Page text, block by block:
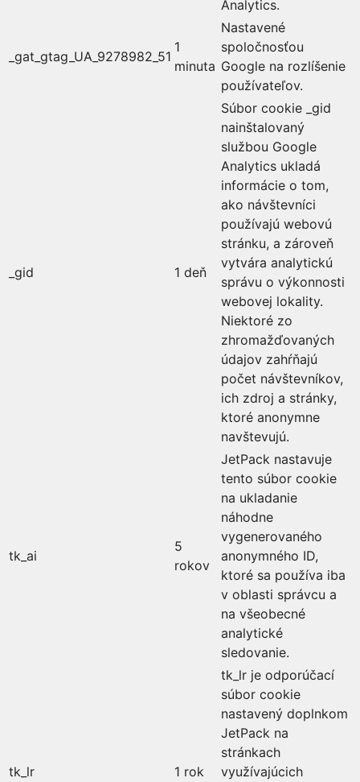
Analytics.
_gat_gtag_UA_9278982_51
1
minuta
Nastavené
spoločnosťou
Google na rozlíšenie
používateľov.
_gid 1 deň
Súbor cookie _gid
nainštalovaný
službou Google
Analytics ukladá
informácie o tom,
ako návštevníci
používajú webovú
stránku, a zároveň
vytvára analytickú
správu o výkonnosti
webovej lokality.
Niektoré zo
zhromažďovaných
údajov zahŕňajú
počet návštevníkov,
ich zdroj a stránky,
ktoré anonymne
navštevujú.
tk_ai
5
rokov
JetPack nastavuje
tento súbor cookie
na ukladanie
náhodne
vygenerovaného
anonymného ID,
ktoré sa používa iba
v oblasti správcu a
na všeobecné
analytické
sledovanie.
tk_lr 1 rok
tk_lr je odporúčací
súbor cookie
nastavený doplnkom
JetPack na
stránkach
využívajúcich